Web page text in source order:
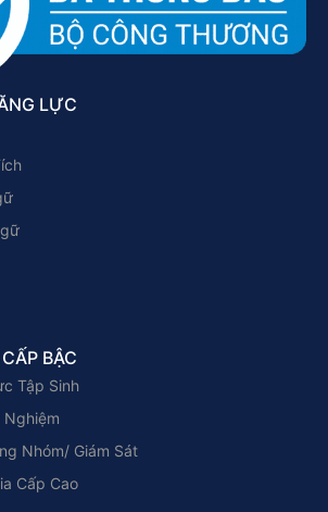
LỰC
BẬC
Tập Sinh
Nghiệm
Nhóm/ Giám Sát
Cấp Cao